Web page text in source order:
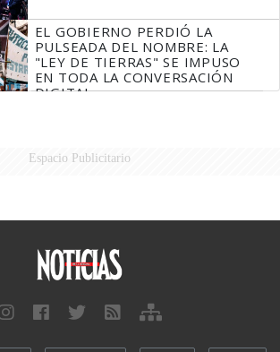
EL GOBIERNO PERDIÓ LA
PULSEADA DEL NOMBRE: LA
"LEY DE TIERRAS" SE IMPUSO
EN TODA LA CONVERSACIÓN
DIGITAL
Espacio Publicitario